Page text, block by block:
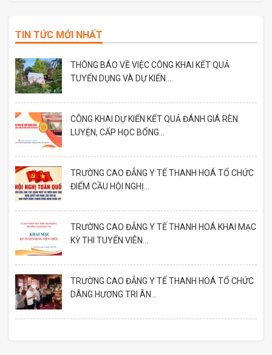
TIN TỨC MỚI NHẤT
THÔNG BÁO VỀ VIỆC CÔNG KHAI KẾT QUẢ
TUYỂN DỤNG VÀ DỰ KIẾN...
CÔNG KHAI DỰ KIẾN KẾT QUẢ ĐÁNH GIÁ RÈN
LUYỆN, CẤP HỌC BỔNG...
TRƯỜNG CAO ĐẲNG Y TẾ THANH HOÁ TỔ CHỨC
ĐIỂM CẦU HỘI NGHỊ...
TRƯỜNG CAO ĐẲNG Y TẾ THANH HOÁ KHAI MẠC
KỲ THI TUYỂN VIÊN...
TRƯỜNG CAO ĐẲNG Y TẾ THANH HOÁ TỔ CHỨC
DÂNG HƯƠNG TRI ÂN...